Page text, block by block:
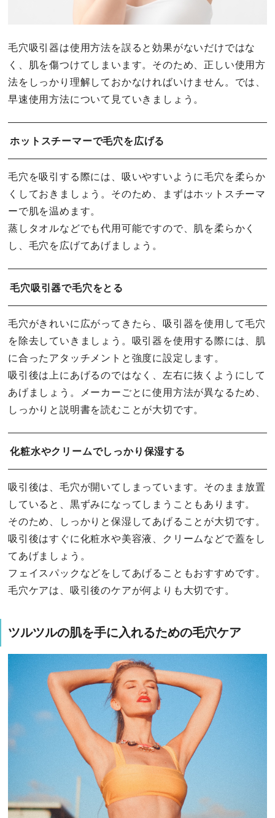
毛穴吸引器は使用方法を誤ると効果がないだけではな
く、肌を傷つけてしまいます。そのため、正しい使用方
法をしっかり理解しておかなければいけません。では、
早速使用方法について見ていきましょう。
ホットスチーマーで毛穴を広げる
毛穴を吸引する際には、吸いやすいように毛穴を柔らか
くしておきましょう。そのため、まずはホットスチーマ
ーで肌を温めます。
蒸しタオルなどでも代用可能ですので、肌を柔らかく
し、毛穴を広げてあげましょう。
毛穴吸引器で毛穴をとる
毛穴がきれいに広がってきたら、吸引器を使用して毛穴
を除去していきましょう。吸引器を使用する際には、肌
に合ったアタッチメントと強度に設定します。
吸引後は上にあげるのではなく、左右に抜くようにして
あげましょう。メーカーごとに使用方法が異なるため、
しっかりと説明書を読むことが大切です。
化粧水やクリームでしっかり保湿する
吸引後は、毛穴が開いてしまっています。そのまま放置
していると、黒ずみになってしまうこともあります。
そのため、しっかりと保湿してあげることが大切です。
吸引後はすぐに化粧水や美容液、クリームなどで蓋をし
てあげましょう。
フェイスパックなどをしてあげることもおすすめです。
毛穴ケアは、吸引後のケアが何よりも大切です。
ツルツルの肌を手に入れるための毛穴ケア